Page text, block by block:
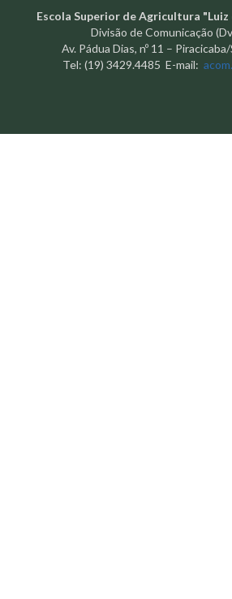
Escola Superior de Agricultura "Luiz
Divisão de Comunicação
Av. Pádua Dias, nº 11 –
Tel: (19) 3429.4485 E-mail: